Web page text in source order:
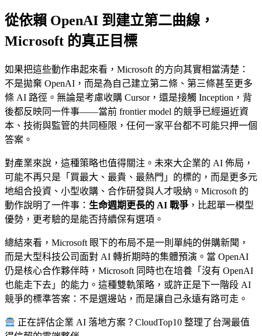
從依賴 OpenAI 到建立第二曲線，
Microsoft 的真正目標
如果把這些動作串起來看，Microsoft 的方向其實相當清楚：
不是拋棄 OpenAI，而是為自己建立第二條、第三條甚至更多
條 AI 路徑。無論是考慮收購 Cursor，還是接觸 Inception，背
後都反映同一件事——當前 frontier model 的競爭已經逼近資
本、技術與監管的共同極限，任何一家平台都不可能只押一個
答案。
對產業來說，這種策略也值得關注。未來大企業的 AI 佈局，
可能不再只是「買最大、最貴、最熱門」的標的，而是更多元
地組合投資、小型收購、合作研發與人才吸納。Microsoft 的
動作說明了一件事： 生命週期更長的 AI 戰爭 ，比起單一模型
優勢，更考驗的是能否持續保有選項。
總結來看，Microsoft 眼下的布局不是一則單純的併購新聞，
而是大型科技公司面對 AI 轉折期時的集體預演。當 OpenAI
仍是核心合作夥伴時，Microsoft 同時也在培養「沒有 OpenAI
也能走下去」的能力。這種雙軌策略，或許正是下一階段 AI
競爭的標準答案：不是選邊站，而是讓自己永遠有路可走。
正在評估企業 AI 落地方案？CloudTop10 整理了台灣最值